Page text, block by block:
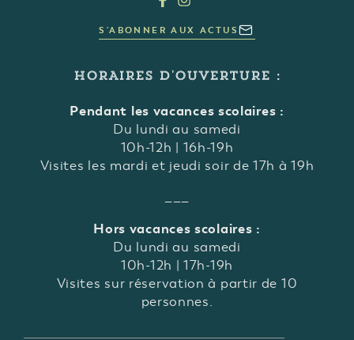
S'ABONNER AUX ACTUS
HORAIRES D'OUVERTURE :
Pendant les vacances scolaires :
Du lundi au samedi
10h-12h | 16h-19h
Visites les mardi et jeudi soir de 17h à 19h
___
Hors vacances scolaires :
Du lundi au samedi
10h-12h | 17h-19h
Visites sur réservation à partir de 10
personnes.